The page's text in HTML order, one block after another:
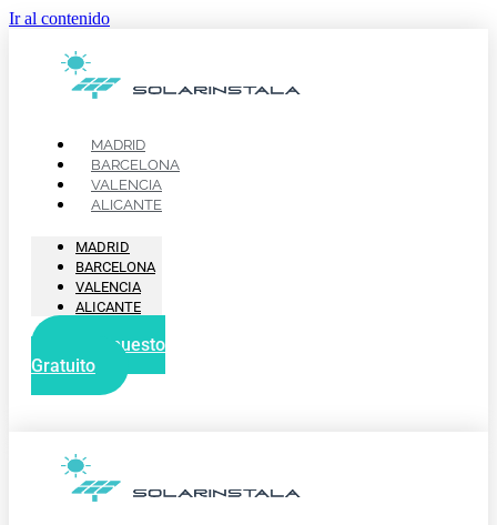
Ir al contenido
MADRID
BARCELONA
VALENCIA
ALICANTE
MADRID
BARCELONA
VALENCIA
ALICANTE
Presupuesto
Gratuito